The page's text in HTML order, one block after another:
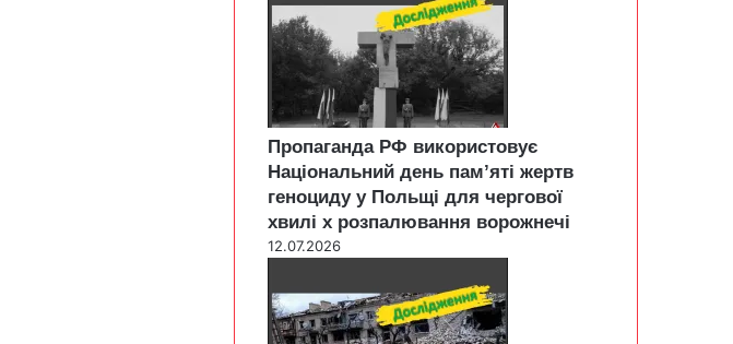
Пропаганда РФ використовує
Національний день пам’яті жертв
геноциду у Польщі для чергової
хвилі х розпалювання ворожнечі
12.07.2026